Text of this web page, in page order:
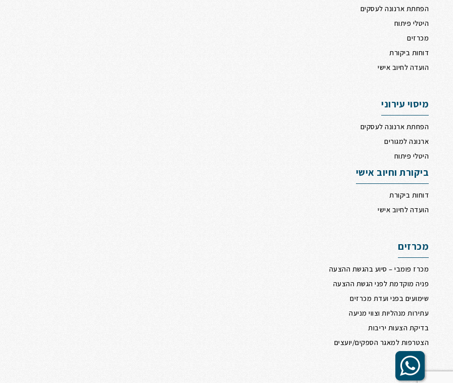
הפחתת ארנונה לעסקים
היטלי פיתוח
מכרזים
דוחות ביקורת
הועדה לחיוב אישי
מיסוי עירוני
הפחתת ארנונה לעסקים
ארנונה למגורים
היטלי פיתוח
ביקורת וחיוב אישי
דוחות ביקורת
הועדה לחיוב אישי
מכרזים
מכרז פומבי – סיוע בהגשת ההצעה
פניה מוקדמת לפני הגשת ההצעה
שימועים בפני ועדת מכרזים
עתירות מנהליות וצווי מניעה
בדיקת הצעות יריבות
הצטרפות למאגר הספקים/יועצים